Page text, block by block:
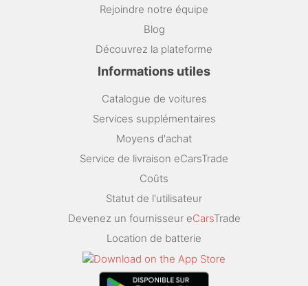
Rejoindre notre équipe
Blog
Découvrez la plateforme
Informations utiles
Catalogue de voitures
Services supplémentaires
Moyens d'achat
Service de livraison eCarsTrade
Coûts
Statut de l'utilisateur
Devenez un fournisseur eCarsTrade
Location de batterie